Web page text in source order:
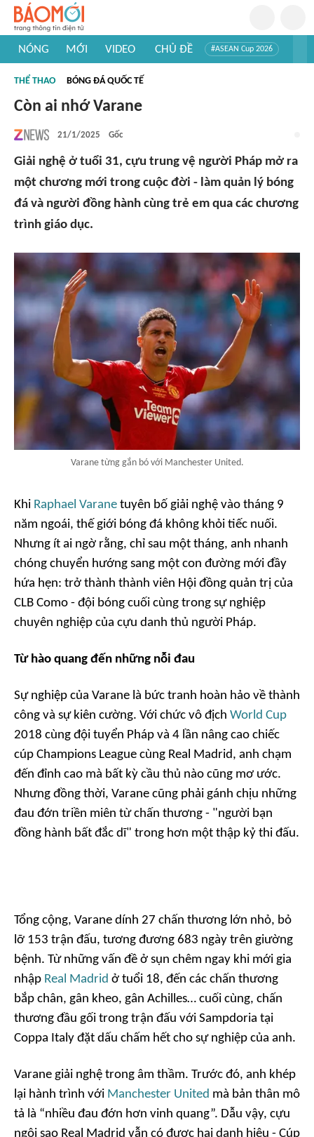
NÓNG MỚI VIDEO CHỦ ĐỀ #ASEAN Cup 2026
#Khám phá thế giới
THỂ THAO BÓNG ĐÁ QUỐC TẾ
Còn ai nhớ Varane
21/1/2025 Gốc
Giải nghệ ở tuổi 31, cựu trung vệ người Pháp mở ra
một chương mới trong cuộc đời - làm quản lý bóng
đá và người đồng hành cùng trẻ em qua các chương
trình giáo dục.
Varane từng gắn bó với Manchester United.
Khi Raphael Varane tuyên bố giải nghệ vào tháng 9
năm ngoái, thế giới bóng đá không khỏi tiếc nuối.
Nhưng ít ai ngờ rằng, chỉ sau một tháng, anh nhanh
chóng chuyển hướng sang một con đường mới đầy
hứa hẹn: trở thành thành viên Hội đồng quản trị của
CLB Como - đội bóng cuối cùng trong sự nghiệp
chuyên nghiệp của cựu danh thủ người Pháp.
Từ hào quang đến những nỗi đau
Sự nghiệp của Varane là bức tranh hoàn hảo về thành
công và sự kiên cường. Với chức vô địch World Cup
2018 cùng đội tuyển Pháp và 4 lần nâng cao chiếc
cúp Champions League cùng Real Madrid, anh chạm
đến đỉnh cao mà bất kỳ cầu thủ nào cũng mơ ước.
Nhưng đồng thời, Varane cũng phải gánh chịu những
đau đớn triền miên từ chấn thương - "người bạn
đồng hành bất đắc dĩ" trong hơn một thập kỷ thi đấu.
Tổng cộng, Varane dính 27 chấn thương lớn nhỏ, bỏ
lỡ 153 trận đấu, tương đương 683 ngày trên giường
bệnh. Từ những vấn đề ở sụn chêm ngay khi mới gia
nhập Real Madrid ở tuổi 18, đến các chấn thương
bắp chân, gân kheo, gân Achilles… cuối cùng, chấn
thương đầu gối trong trận đấu với Sampdoria tại
Coppa Italy đặt dấu chấm hết cho sự nghiệp của anh.
Varane giải nghệ trong âm thầm. Trước đó, anh khép
lại hành trình với Manchester United mà bản thân mô
tả là “nhiều đau đớn hơn vinh quang”. Dẫu vậy, cựu
ngôi sao Real Madrid vẫn có được hai danh hiệu - Cúp